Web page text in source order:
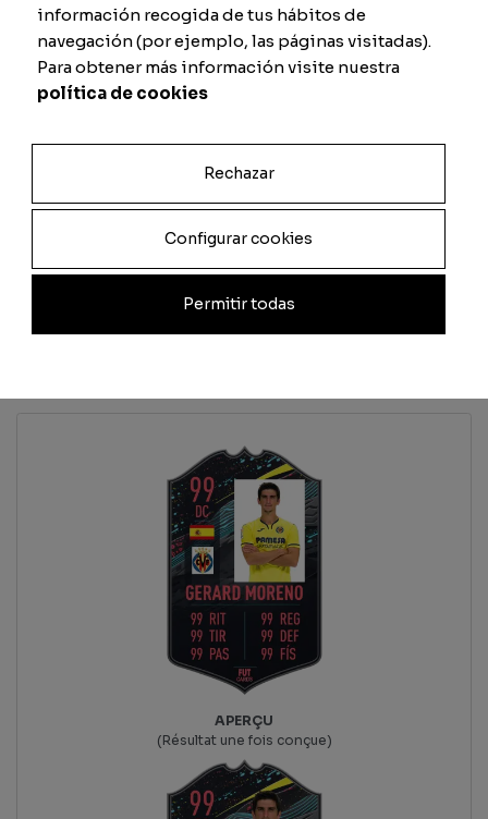
Passe Physique
Previsualizar carta
Ajouter au panier
APERÇU
(Résultat une fois conçue)
información recogida de tus hábitos de
navegación (por ejemplo, las páginas visitadas).
Para obtener más información visite nuestra
política de cookies
Rechazar
Configurar cookies
Permitir todas